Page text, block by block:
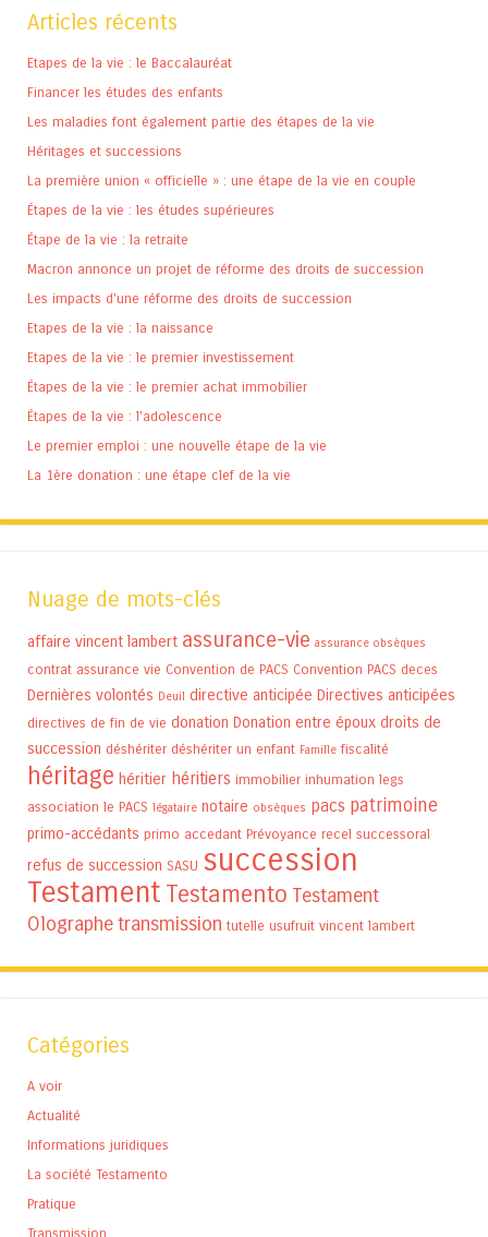
Articles récents
Etapes de la vie : le Baccalauréat
Financer les études des enfants
Les maladies font également partie des étapes de la vie
Héritages et successions
La première union « officielle » : une étape de la vie en couple
Étapes de la vie : les études supérieures
Étape de la vie : la retraite
Macron annonce un projet de réforme des droits de succession
Les impacts d’une réforme des droits de succession
Etapes de la vie : la naissance
Etapes de la vie : le premier investissement
Étapes de la vie : le premier achat immobilier
Étapes de la vie : l’adolescence
Le premier emploi : une nouvelle étape de la vie
La 1ère donation : une étape clef de la vie
Nuage de mots-clés
affaire vincent lambert assurance-vie assurance obsèques
contrat assurance vie Convention de PACS Convention PACS deces
Dernières volontés Deuil directive anticipée Directives anticipées
directives de fin de vie donation Donation entre époux droits de
succession déshériter déshériter un enfant Famille fiscalité
héritage héritier héritiers immobilier inhumation legs
association le PACS légataire notaire obsèques pacs patrimoine
primo-accédants primo accedant Prévoyance recel successoral
refus de succession SASU succession
Testament Testamento Testament
Olographetransmission tutelle usufruit vincent lambert
Catégories
A voir
Actualité
Informations juridiques
La société Testamento
Pratique
Transmission